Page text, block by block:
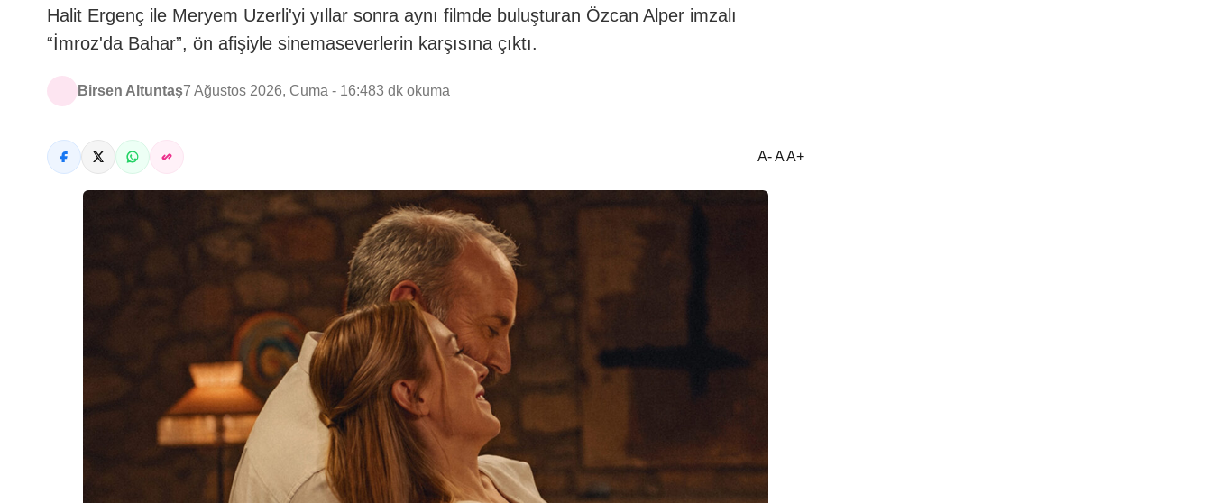
Halit Ergenç ile Meryem Uzerli'yi yıllar sonra aynı filmde buluşturan Özcan Alper imzalı
“İmroz'da Bahar”, ön afişiyle sinemaseverlerin karşısına çıktı.
Birsen Altuntaş7 Ağustos 2026, Cuma - 16:483 dk okuma
A- A A+